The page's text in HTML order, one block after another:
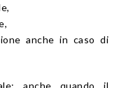
anche in caso di
anche quando il